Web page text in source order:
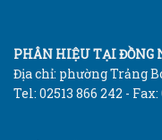
PHÂN HIỆU TẠI ĐỒNG
Địa chỉ: phường Trảng
Tel: 02513 866 242 - Fax: